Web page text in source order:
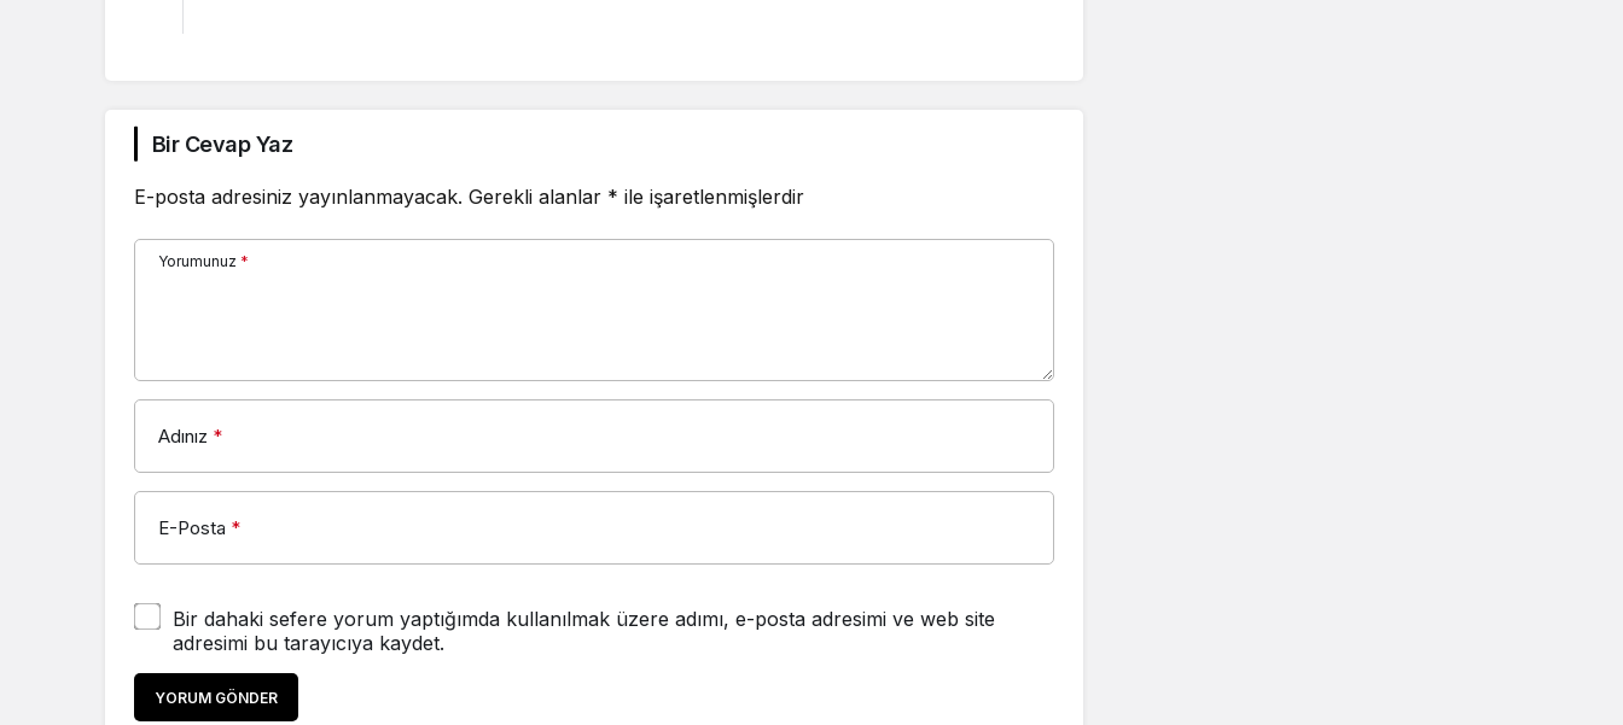
Bir Cevap Yaz
E-posta adresiniz yayınlanmayacak. Gerekli alanlar * ile işaretlenmişlerdir
Yorumunuz *
Adınız *
E-Posta *
Bir dahaki sefere yorum yaptığımda kullanılmak üzere adımı, e-posta adresimi ve web site
adresimi bu tarayıcıya kaydet.
YORUM GÖNDER